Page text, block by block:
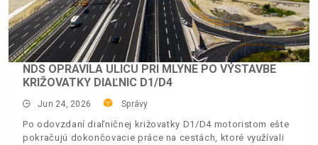
NDS OPRAVILA ULICU PRI MLYNE PO VÝSTAVBE
KRIŽOVATKY DIAĽNIC D1/D4
Jun 24, 2026 Správy
Po odovzdaní diaľničnej križovatky D1/D4 motoristom ešte
pokračujú dokončovacie práce na cestách, ktoré využívali